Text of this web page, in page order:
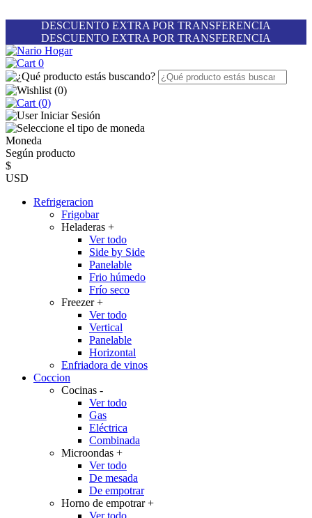
DESCUENTO EXTRA POR TRANSFERENCIA
DESCUENTO EXTRA POR TRANSFERENCIA
0
(0)
(0)
Iniciar Sesión
Moneda
Según producto
$
USD
Refrigeracion
Frigobar
Heladeras +
Ver todo
Side by Side
Panelable
Frio húmedo
Frío seco
Freezer+
Ver todo
Vertical
Panelable
Horizontal
Enfriadora de vinos
Coccion
Cocinas -
Ver todo
Gas
Eléctrica
Combinada
Microondas +
Ver todo
De mesada
De empotrar
Horno de empotrar+
Ver todo